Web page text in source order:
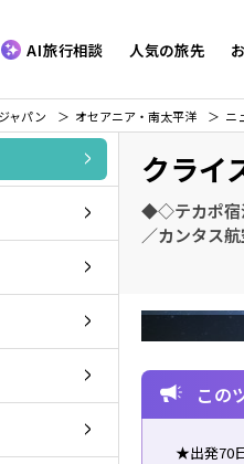
AI旅行相談 人気の旅先
ャパン オセアニア・南太平洋 ニ
クライ
◆◇テカポ宿
／カンタス
この
★出発70